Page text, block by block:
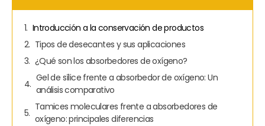
Introducción a la conservación de productos
Tipos de desecantes y sus aplicaciones
¿Qué son los absorbedores de oxígeno?
Gel de sílice frente a absorbedor de oxígeno: Un
análisis comparativo
Tamices moleculares frente a absorbedores de
oxígeno: principales diferencias